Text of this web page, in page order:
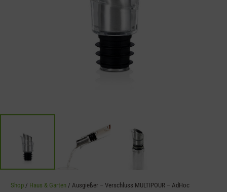
Shop / Haus & Garten / Ausgießer – Verschluss MULTIPOUR – AdHoc